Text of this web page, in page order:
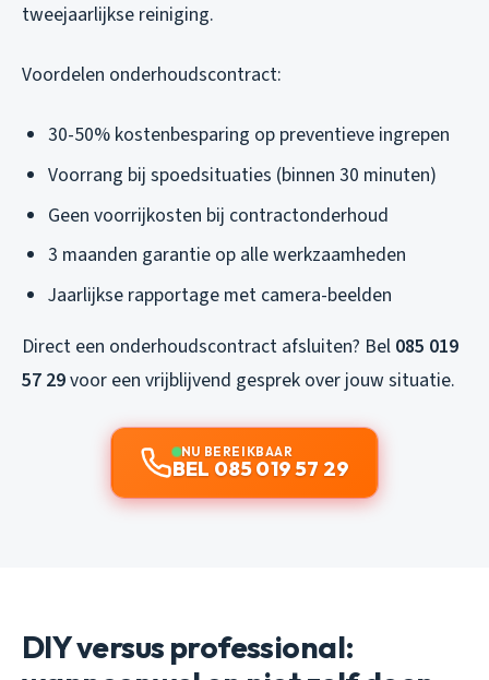
tweejaarlijkse reiniging.
Voordelen onderhoudscontract:
30-50% kostenbesparing op preventieve ingrepen
Voorrang bij spoedsituaties (binnen 30 minuten)
Geen voorrijkosten bij contractonderhoud
3 maanden garantie op alle werkzaamheden
Jaarlijkse rapportage met camera-beelden
Direct een onderhoudscontract afsluiten? Bel 085 019
57 29voor een vrijblijvend gesprek over jouw situatie.
NU BEREIKBAAR
BEL 085 019 57 29
DIY versus professional: